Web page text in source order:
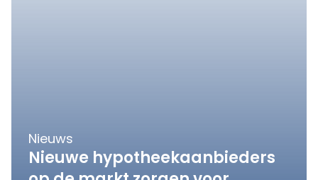
Nieuws
Nieuwe hypotheekaanbieders